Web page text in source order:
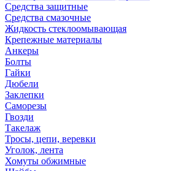
Средства защитные
Средства смазочные
Жидкость стеклоомывающая
Крепежные материалы
Анкеры
Болты
Гайки
Дюбели
Заклепки
Саморезы
Гвозди
Такелаж
Тросы, цепи, веревки
Уголок, лента
Хомуты обжимные